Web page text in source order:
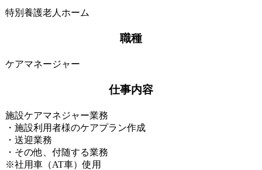
特別養護老人ホーム
職種
ケアマネージャー
仕事内容
施設ケアマネジャー業務
・施設利用者様のケアプラン作成
・送迎業務
・その他、付随する業務
※社用車（AT車）使用